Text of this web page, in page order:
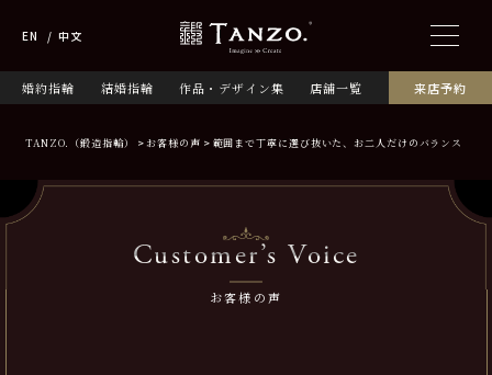
婚約指輪 結婚指輪 作品・デザイン集 店舗一覧 来店予約
EN 中文
TANZO.（鍛造指輪） お客様の声 範囲まで丁寧に選び抜いた、お二人だけのバランス
Customer’s Voice
お客様の声